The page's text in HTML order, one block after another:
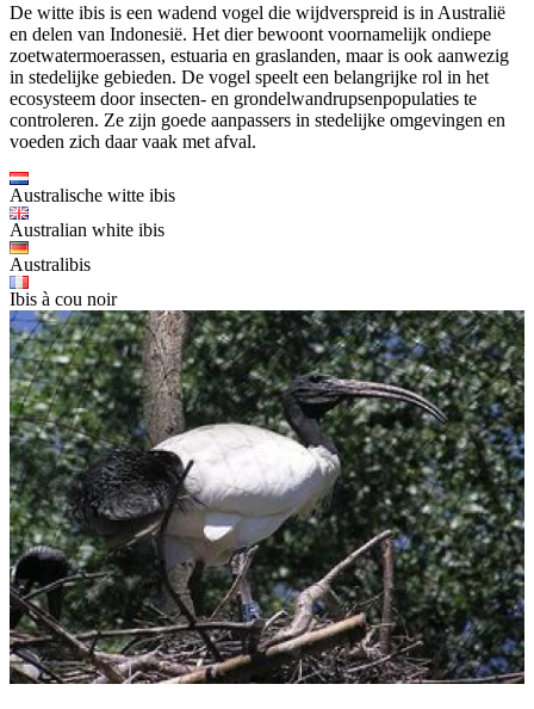
De witte ibis is een wadend vogel die wijdverspreid is in Australië
en delen van Indonesië. Het dier bewoont voornamelijk ondiepe
zoetwatermoerassen, estuaria en graslanden, maar is ook aanwezig
in stedelijke gebieden. De vogel speelt een belangrijke rol in het
ecosysteem door insecten- en grondelwandrupsenpopulaties te
controleren. Ze zijn goede aanpassers in stedelijke omgevingen en
voeden zich daar vaak met afval.
Australische witte ibis
Australian white ibis
Australibis
Ibis à cou noir